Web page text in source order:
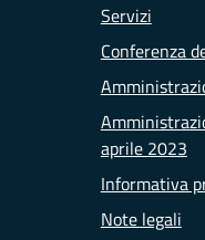
Servizi
Conferenza
aprile 2023
Informativa
Note legali